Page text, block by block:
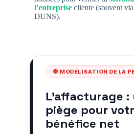
l’entreprise cliente (souvent
DUNS).
🛑 MODÉLISATION DE LA
L'affacturage :
piège pour
bénéfice net